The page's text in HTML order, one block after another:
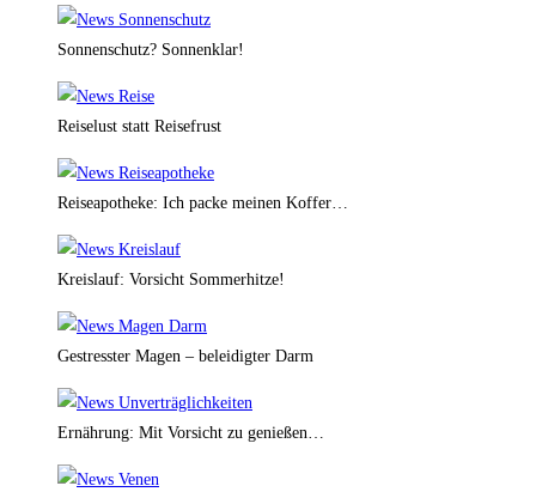
Sonnenschutz? Sonnenklar!
Reiselust statt Reisefrust
Reiseapotheke: Ich packe meinen Koffer…
Kreislauf: Vorsicht Sommerhitze!
Gestresster Magen – beleidigter Darm
Ernährung: Mit Vorsicht zu genießen…